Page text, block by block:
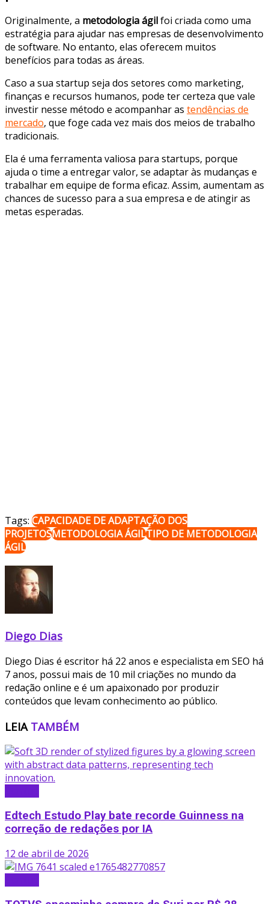
Originalmente, a metodologia ágilfoi criada como uma
estratégia para ajudar nas empresas de desenvolvimento
de software. No entanto, elas oferecem muitos
benefícios para todas as áreas.
Caso a sua startup seja dos setores como marketing,
finanças e recursos humanos, pode ter certeza que vale
investir nesse método e acompanhar as tendências de
mercado, que foge cada vez mais dos meios de trabalho
tradicionais.
Ela é uma ferramenta valiosa para startups, porque
ajuda o time a entregar valor, se adaptar às mudanças e
trabalhar em equipe de forma eficaz. Assim, aumentam as
chances de sucesso para a sua empresa e de atingir as
metas esperadas.
Tags: CAPACIDADE DE ADAPTAÇÃO DOS
PROJETOSMETODOLOGIA ÁGILTIPO DE METODOLOGIA
ÁGIL
Diego Dias
Diego Dias é escritor há 22 anos e especialista em SEO há
7 anos, possui mais de 10 mil criações no mundo da
redação online e é um apaixonado por produzir
conteúdos que levam conhecimento ao público.
LEIA TAMBÉM
Edtech Estudo Play bate recorde Guinness na
correção de redações por IA
12 de abril de 2026